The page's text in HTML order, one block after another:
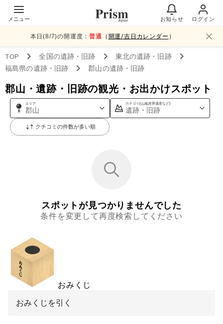
メニュー お知らせ ログイン
本日(8/7)の開運度：普通 （ 開運/吉日カレンダー ）
TOP 全国の遺跡・旧跡 東北の遺跡・旧跡
福島県の遺跡・旧跡 郡山の遺跡・旧跡
郡山・遺跡・旧跡の観光・お出かけスポット
エリア
郡山
カテゴリ(山,城,世界遺産など)
遺跡・旧跡
クチコミの件数が多い順
スポットが見つかりませんでした
条件を変更して再度検索してください
おみくじ
おみくじを引く